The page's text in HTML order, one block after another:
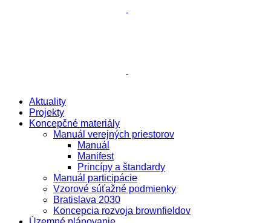
Aktuality
Projekty
Koncepčné materiály
Manuál verejných priestorov
Manuál
Manifest
Princípy a štandardy
Manuál participácie
Vzorové súťažné podmienky
Bratislava 2030
Koncepcia rozvoja brownfieldov